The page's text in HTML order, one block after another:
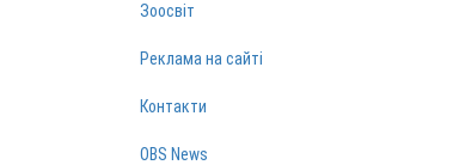
Зоосвіт
Реклама на сайті
Контакти
OBS News